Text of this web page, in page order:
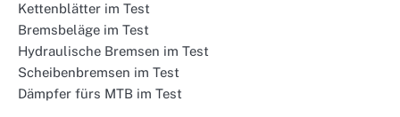
Kettenblätter im Test
Bremsbeläge im Test
Hydraulische Bremsen im Test
Scheibenbremsen im Test
Dämpfer fürs MTB im Test